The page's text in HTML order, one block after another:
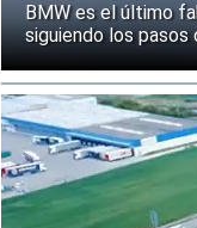
BMW es el último
siguiendo los pasos